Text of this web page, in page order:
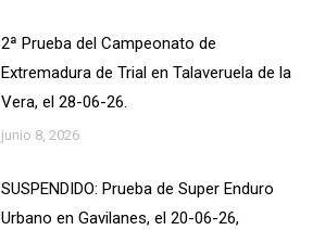
2ª Prueba del Campeonato de
Extremadura de Trial en Talaveruela de la
Vera, el 28-06-26.
junio 8, 2026
SUSPENDIDO: Prueba de Super Enduro
Urbano en Gavilanes, el 20-06-26,